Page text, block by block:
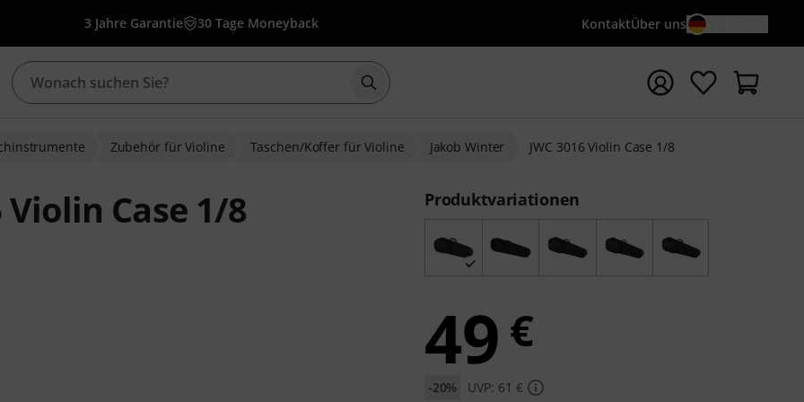
3 Jahre Garantie 30 Tage Moneyback KontaktÜber uns
Suche mit Suchwort {searchTerm} starten
Zubehör für Violine Taschen/Koffer für Violine Jakob Winter JWC 3016 Violin Case 1/8
Violin Case 1/8 Produktvariationen
49 €
-20% UVP: 61 €